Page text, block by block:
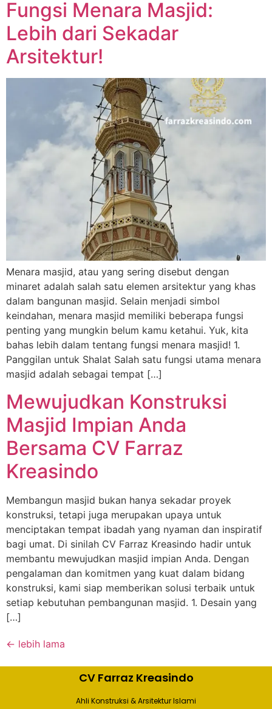
Fungsi Menara Masjid:
Lebih dari Sekadar
Arsitektur!
Menara masjid, atau yang sering disebut dengan
minaret adalah salah satu elemen arsitektur yang khas
dalam bangunan masjid. Selain menjadi simbol
keindahan, menara masjid memiliki beberapa fungsi
penting yang mungkin belum kamu ketahui. Yuk, kita
bahas lebih dalam tentang fungsi menara masjid! 1.
Panggilan untuk Shalat Salah satu fungsi utama menara
masjid adalah sebagai tempat […]
Mewujudkan Konstruksi
Masjid Impian Anda
Bersama CV Farraz
Kreasindo
Membangun masjid bukan hanya sekadar proyek
konstruksi, tetapi juga merupakan upaya untuk
menciptakan tempat ibadah yang nyaman dan inspiratif
bagi umat. Di sinilah CV Farraz Kreasindo hadir untuk
membantu mewujudkan masjid impian Anda. Dengan
pengalaman dan komitmen yang kuat dalam bidang
konstruksi, kami siap memberikan solusi terbaik untuk
setiap kebutuhan pembangunan masjid. 1. Desain yang
[…]
← lebih lama
CV Farraz Kreasindo
Ahli Konstruksi & Arsitektur Islami